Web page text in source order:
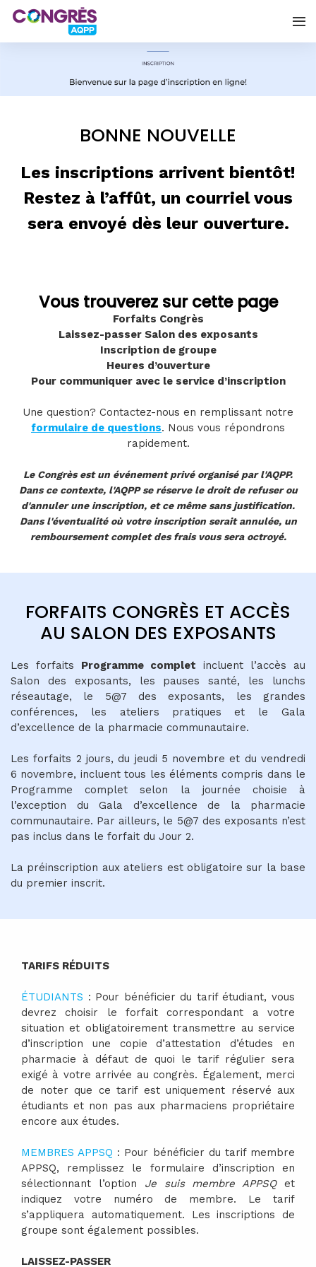
BONNE NOUVELLE
Les inscriptions arrivent bientôt!
Restez à l’affût, un courriel vous
sera envoyé dès leur ouverture.
Vous trouverez sur cette page
Forfaits Congrès
Laissez-passer Salon des exposants
Inscription de groupe
Heures d’ouverture
Pour communiquer avec le service d’inscription
Une question? Contactez-nous en remplissant notre
formulaire de questions. Nous vous répondrons
rapidement.
Le Congrès est un événement privé organisé par l'AQPP.
Dans ce contexte, l'AQPP se réserve le droit de refuser ou
d'annuler une inscription, et ce même sans justification.
Dans l'éventualité où votre inscription serait annulée, un
remboursement complet des frais vous sera octroyé.
FORFAITS CONGRÈS ET ACCÈS
AU SALON DES EXPOSANTS
Les forfaits Programme complet incluent l’accès au
Salon des exposants, les pauses santé, les lunchs
réseautage, le 5@7 des exposants, les grandes
conférences, les ateliers pratiques et le Gala
d’excellence de la pharmacie communautaire.
Les forfaits 2 jours, du jeudi 5 novembre et du vendredi
6 novembre, incluent tous les éléments compris dans le
Programme complet selon la journée choisie à
l’exception du Gala d’excellence de la pharmacie
communautaire. Par ailleurs, le 5@7 des exposants n’est
pas inclus dans le forfait du Jour 2.
La préinscription aux ateliers est obligatoire sur la base
du premier inscrit.
TARIFS RÉDUITS
ÉTUDIANTS : Pour bénéficier du tarif étudiant, vous
devrez choisir le forfait correspondant a votre
situation et obligatoirement transmettre au service
d’inscription une copie d’attestation d’études en
pharmacie à défaut de quoi le tarif régulier sera
exigé à votre arrivée au congrès. Également, merci
de noter que ce tarif est uniquement réservé aux
étudiants et non pas aux pharmaciens propriétaire
encore aux études.
MEMBRES APPSQ : Pour bénéficier du tarif membre
APPSQ, remplissez le formulaire d’inscription en
sélectionnant l’option Je suis membre APPSQet
indiquez votre numéro de membre. Le tarif
s’appliquera automatiquement. Les inscriptions de
groupe sont également possibles.
LAISSEZ-PASSER